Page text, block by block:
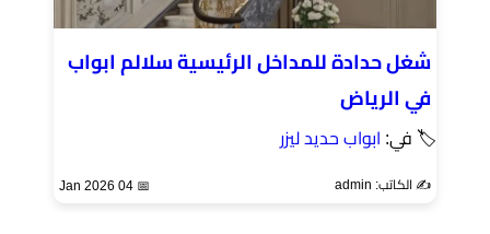
شغل حدادة للمداخل الرئيسية سلالم ابواب
في الرياض
🏷 في: ابواب حديد ليزر
✍️ الكاتب: admin 📅 04 Jan 2026